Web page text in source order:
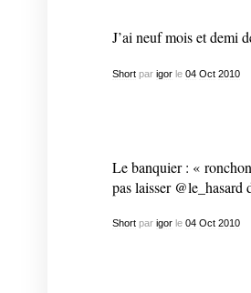
J’ai neuf mois et demi
Shortpar igorle 04 Oct 2010
Le banquier : «
pas laisser
Shortpar igorle 04 Oct 2010